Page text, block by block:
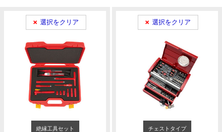
選択をクリア
絶縁工具セット
選択をクリア
チェストタイプ